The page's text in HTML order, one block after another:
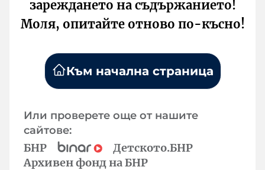
зареждането на съдържанието!
Моля, опитайте отново по-късно!
Към начална страница
Или проверете още от нашите
сайтове:
БНР
Детското.БНР
Архивен фонд на БНР